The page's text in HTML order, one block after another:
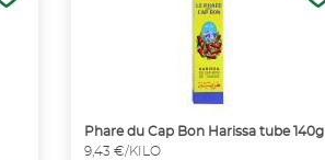
Phare du Cap Bon Harissa tube 140g
9,43 €/KILO